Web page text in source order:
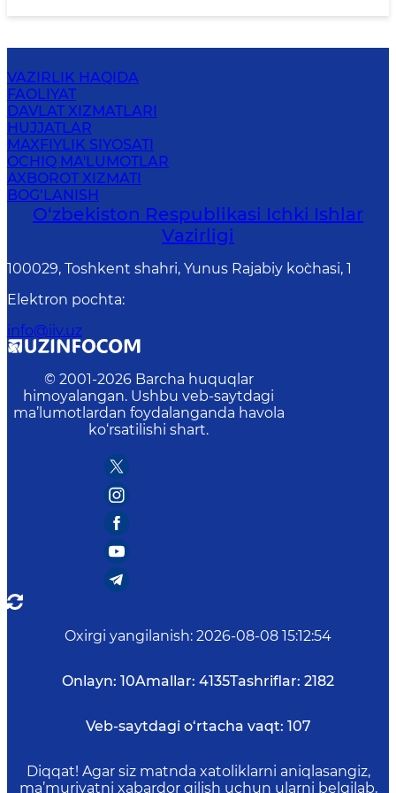
VAZIRLIK HAQIDA
FAOLIYAT
DAVLAT XIZMATLARI
HUJJATLAR
MAXFIYLIK SIYOSATI
OCHIQ MA'LUMOTLAR
AXBOROT XIZMATI
BOG‘LANISH
O‘zbеkiston Rеspublikаsi Ichki Ishlаr
Vаzirligi
100029, Toshkent shahri, Yunus Rаjаbiy ko`chаsi, 1
Elektron pochta:
info@iiv.uz
© 2001-2026 Barcha huquqlar
himoyalangan. Ushbu veb-saytdagi
ma’lumotlardan foydalanganda havola
ko‘rsatilishi shart.
Oxirgi yangilanish: 2026-08-08 15:12:54
Onlayn: 10Amallar: 4135Tashriflar: 2182
Veb-saytdagi o‘rtacha vaqt: 107
Diqqat! Agar siz matnda xatoliklarni aniqlasangiz,
ma’muriyatni xabardor qilish uchun ularni belgilab,